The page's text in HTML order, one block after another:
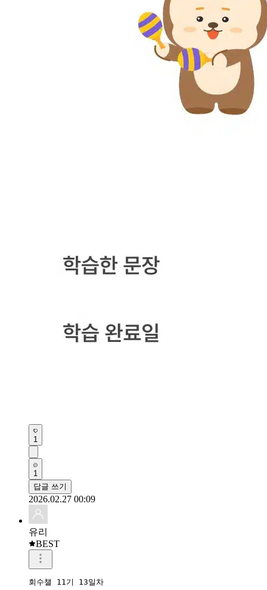
1
1
답글 쓰기
2026.02.27 00:09
유리
BEST
회수챌 11기 13일차